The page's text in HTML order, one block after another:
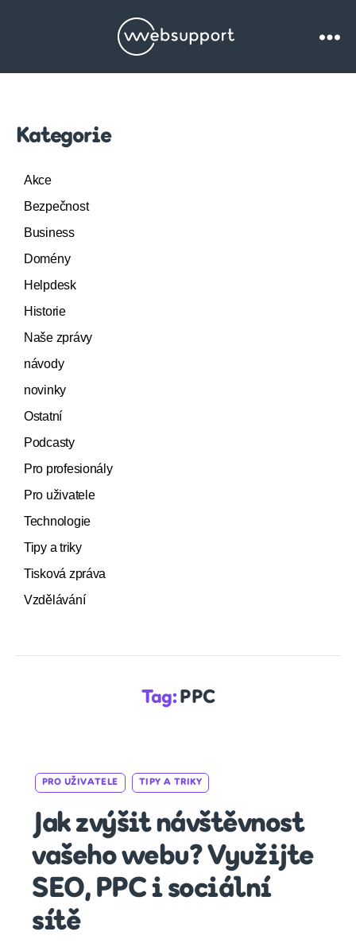
Websupport.cz
Kategorie
Akce
Bezpečnost
Business
Domény
Helpdesk
Historie
Naše zprávy
návody
novinky
Ostatní
Podcasty
Pro profesionály
Pro uživatele
Technologie
Tipy a triky
Tisková zpráva
Vzdělávání
Tag: PPC
Categories
PRO UŽIVATELE TIPY A TRIKY
Jak zvýšit návštěvnost
vašeho webu? Využijte
SEO, PPC i sociální
sítě